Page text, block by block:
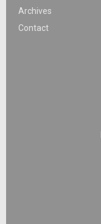
Archives
Contact